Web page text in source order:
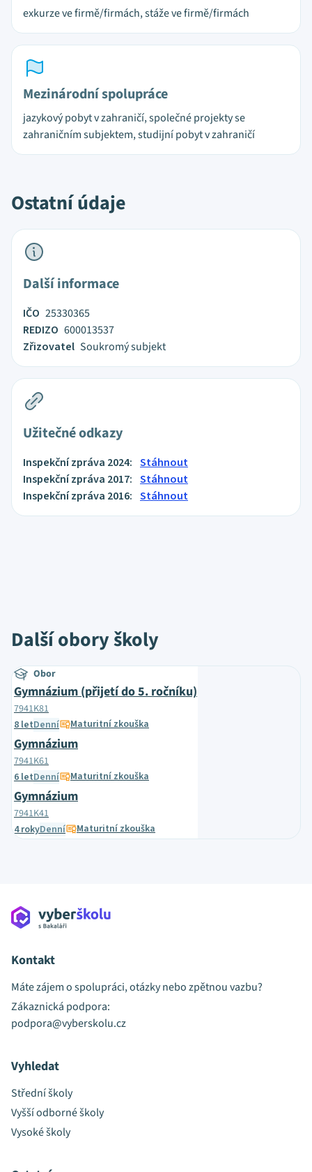
exkurze ve firmě/firmách, stáže ve firmě/firmách
Mezinárodní spolupráce
jazykový pobyt v zahraničí, společné projekty se
zahraničním subjektem, studijní pobyt v zahraničí
Ostatní údaje
Další informace
IČO 25330365
REDIZO 600013537
Zřizovatel Soukromý subjekt
Užitečné odkazy
Inspekční zpráva 2024: Stáhnout
Inspekční zpráva 2017: Stáhnout
Inspekční zpráva 2016: Stáhnout
Další obory školy
Obor
Gymnázium (přijetí do 5. ročníku)
7941K81
8 letDenní Maturitní zkouška
Gymnázium
7941K61
6 letDenní Maturitní zkouška
Gymnázium
7941K41
4 rokyDenní Maturitní zkouška
Kontakt
Máte zájem o spolupráci, otázky nebo zpětnou vazbu?
Zákaznická podpora:
podpora@vyberskolu.cz
Vyhledat
Střední školy
Vyšší odborné školy
Vysoké školy